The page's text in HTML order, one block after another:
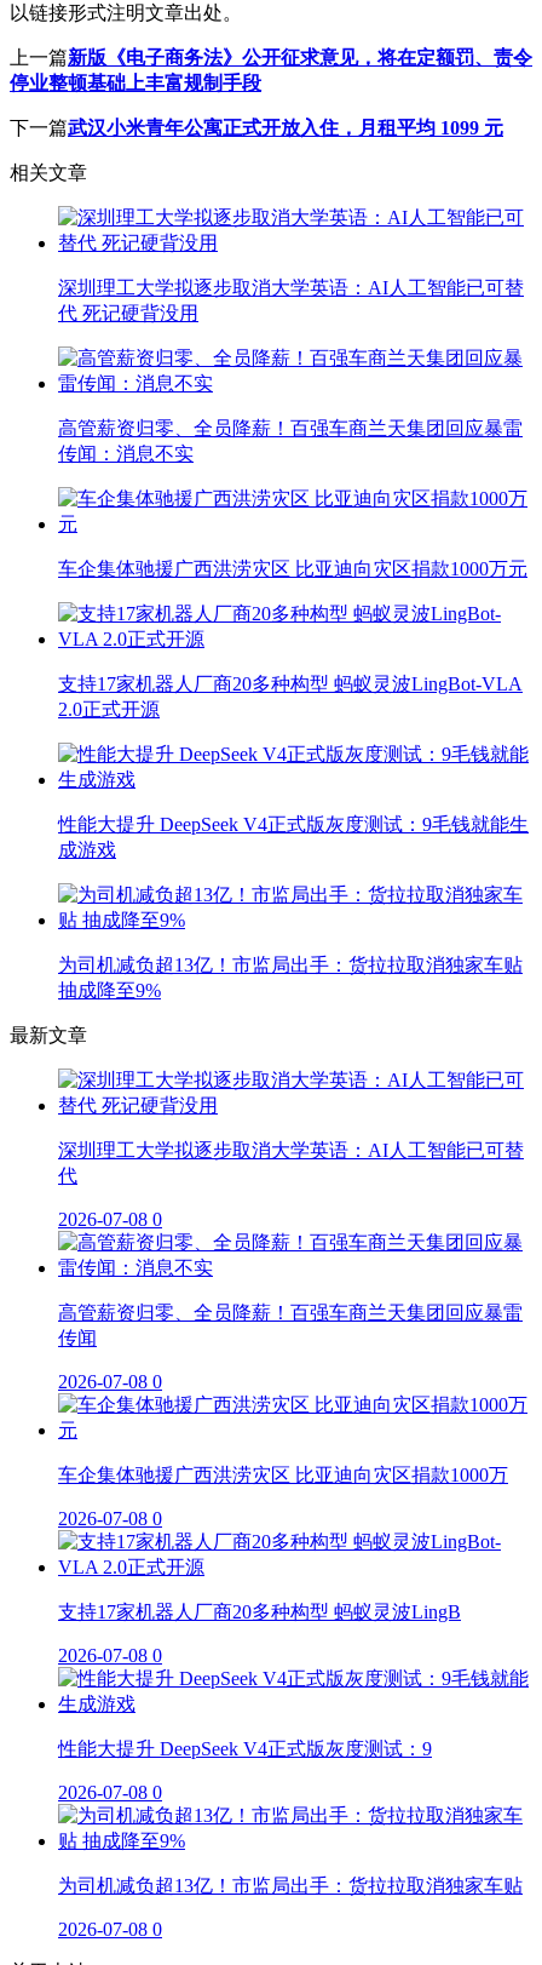
以链接形式注明文章出处。
上一篇新版《电子商务法》公开征求意见，将在定额罚、责令
停业整顿基础上丰富规制手段
下一篇武汉小米青年公寓正式开放入住，月租平均 1099 元
相关文章
深圳理工大学拟逐步取消大学英语：AI人工智能已可替
代 死记硬背没用
高管薪资归零、全员降薪！百强车商兰天集团回应暴雷
传闻：消息不实
车企集体驰援广西洪涝灾区 比亚迪向灾区捐款1000万元
支持17家机器人厂商20多种构型 蚂蚁灵波LingBot-VLA
2.0正式开源
性能大提升 DeepSeek V4正式版灰度测试：9毛钱就能生
成游戏
为司机减负超13亿！市监局出手：货拉拉取消独家车贴
抽成降至9%
最新文章
深圳理工大学拟逐步取消大学英语：AI人工智能已可替
代
2026-07-08 0
高管薪资归零、全员降薪！百强车商兰天集团回应暴雷
传闻
2026-07-08 0
车企集体驰援广西洪涝灾区 比亚迪向灾区捐款1000万
2026-07-08 0
支持17家机器人厂商20多种构型 蚂蚁灵波LingB
2026-07-08 0
性能大提升 DeepSeek V4正式版灰度测试：9
2026-07-08 0
为司机减负超13亿！市监局出手：货拉拉取消独家车贴
2026-07-08 0